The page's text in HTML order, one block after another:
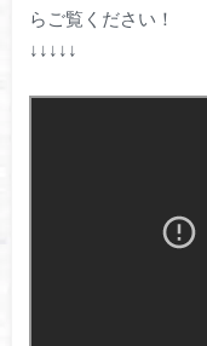
らご覧ください！
↓↓↓↓↓